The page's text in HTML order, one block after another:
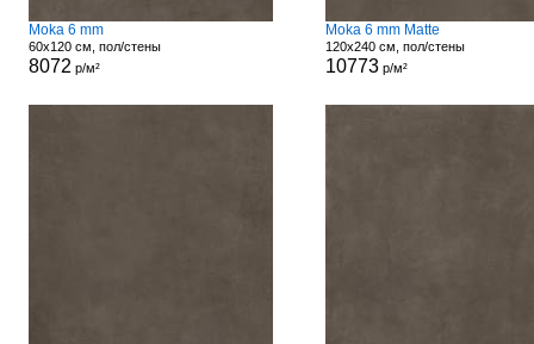
Moka 6 mm
60x120 см, пол/стены
8072 р/м²
Moka 6 mm Matte
120x240 см, пол/стены
10773р/м²